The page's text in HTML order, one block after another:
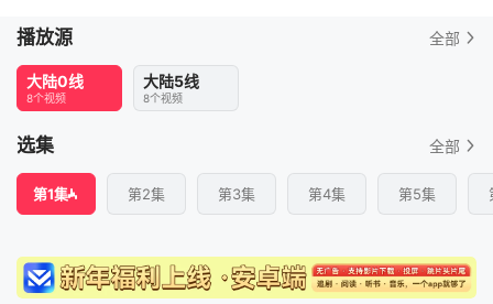
播放源 全部
大陆0线
8个视频
大陆5线
8个视频
选集 全部
第1集 第2集 第3集 第4集 第5集